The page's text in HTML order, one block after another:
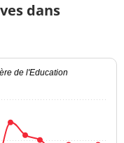
dans
de l'Education